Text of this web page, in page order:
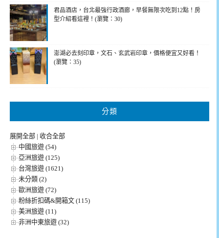
君品酒店，台北最強行政酒廊，早餐無限次吃到12點！房
型介紹看這裡！(瀏覽：30)
澎湖必去刻印章，文石、玄武岩印章，價格便宜又好看！
(瀏覽：35)
分類
展開全部 | 收合全部
中國旅遊 (54)
亞洲旅遊 (125)
台灣旅遊 (1621)
未分類 (2)
歐洲旅遊 (72)
粉絲折扣碼&開箱文 (115)
美洲旅遊 (11)
非洲中東旅遊 (32)